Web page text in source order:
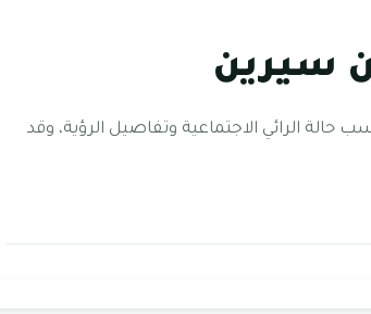
سيرين
الرائي الاجتماعية وتفاصيل الرؤية، وقد